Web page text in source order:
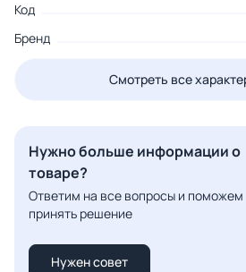
Код
Бренд
Смотреть все
Нужно больше информации о
товаре?
Ответим на все вопросы и поможем
принять решение
Нужен совет